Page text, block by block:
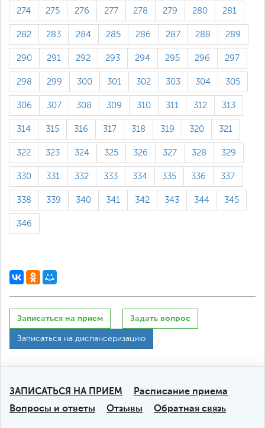
274 275 276 277 278 279 280 281
282 283 284 285 286 287 288 289
290 291 292 293 294 295 296 297
298 299 300 301 302 303 304 305
306 307 308 309 310 311 312 313
314 315 316 317 318 319 320 321
322 323 324 325 326 327 328 329
330 331 332 333 334 335 336 337
338 339 340 341 342 343 344 345
346
Записаться на прием Задать вопрос
Записаться на диспансеризацию
ЗАПИСАТЬСЯ НА ПРИЕМ
Расписание приема
Вопросы и ответы
Отзывы Обратная связь